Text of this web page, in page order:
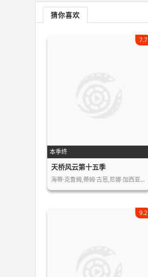
猜你喜欢
本季终
7.7
天桥风云第十五季
海蒂·克鲁姆,蒂姆·古恩,尼娜·加西亚…
9.2